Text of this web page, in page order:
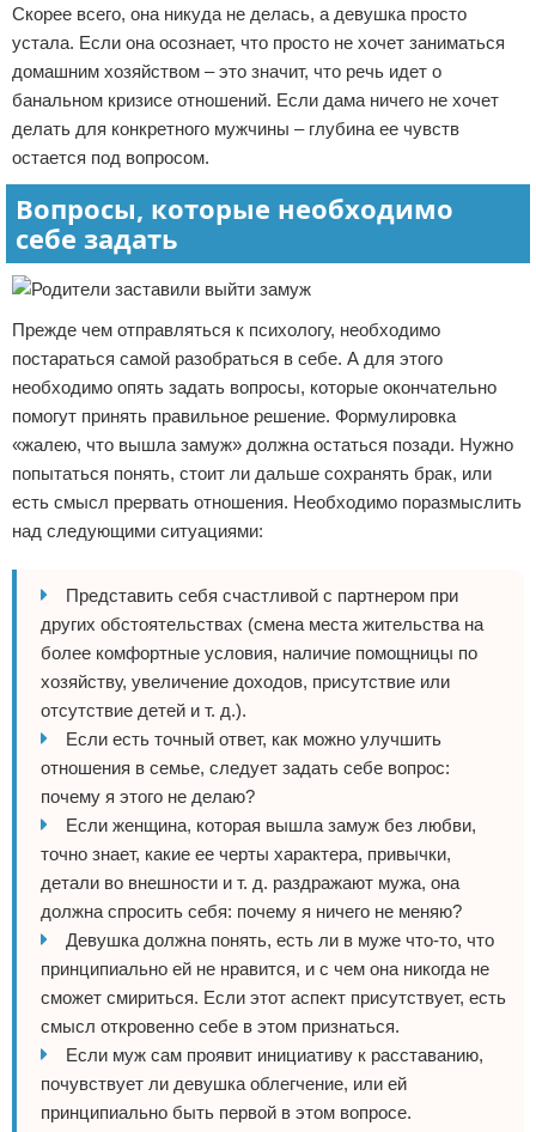
Скорее всего, она никуда не делась, а девушка просто
устала. Если она осознает, что просто не хочет заниматься
домашним хозяйством – это значит, что речь идет о
банальном кризисе отношений. Если дама ничего не хочет
делать для конкретного мужчины – глубина ее чувств
остается под вопросом.
Вопросы, которые необходимо
себе задать
Прежде чем отправляться к психологу, необходимо
постараться самой разобраться в себе. А для этого
необходимо опять задать вопросы, которые окончательно
помогут принять правильное решение. Формулировка
«жалею, что вышла замуж» должна остаться позади. Нужно
попытаться понять, стоит ли дальше сохранять брак, или
есть смысл прервать отношения. Необходимо поразмыслить
над следующими ситуациями:
Представить себя счастливой с партнером при
других обстоятельствах (смена места жительства на
более комфортные условия, наличие помощницы по
хозяйству, увеличение доходов, присутствие или
отсутствие детей и т. д.).
Если есть точный ответ, как можно улучшить
отношения в семье, следует задать себе вопрос:
почему я этого не делаю?
Если женщина, которая вышла замуж без любви,
точно знает, какие ее черты характера, привычки,
детали во внешности и т. д. раздражают мужа, она
должна спросить себя: почему я ничего не меняю?
Девушка должна понять, есть ли в муже что-то, что
принципиально ей не нравится, и с чем она никогда не
сможет смириться. Если этот аспект присутствует, есть
смысл откровенно себе в этом признаться.
Если муж сам проявит инициативу к расставанию,
почувствует ли девушка облегчение, или ей
принципиально быть первой в этом вопросе.